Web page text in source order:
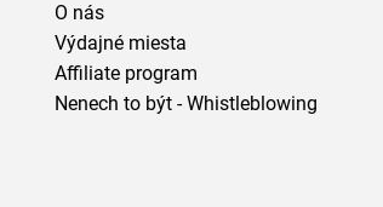
O nás
Výdajné miesta
Affiliate program
Nenech to být - Whistleblowing